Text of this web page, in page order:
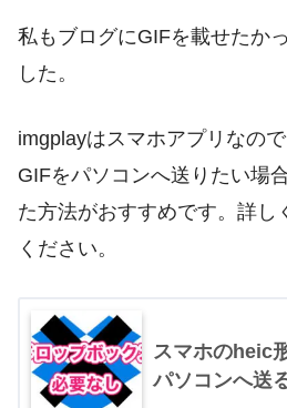
私もブログにGIFを載せたか
した。
imgplayはスマホアプリなの
GIFをパソコンへ送りたい場
た方法がおすすめです。詳し
ください。
スマホのheic
パソコンへ送